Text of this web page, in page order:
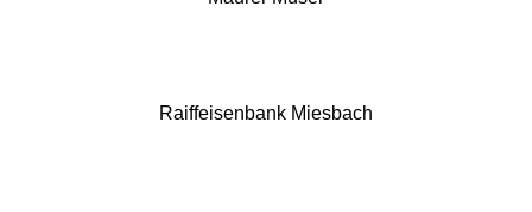
Raiffeisenbank Miesbach